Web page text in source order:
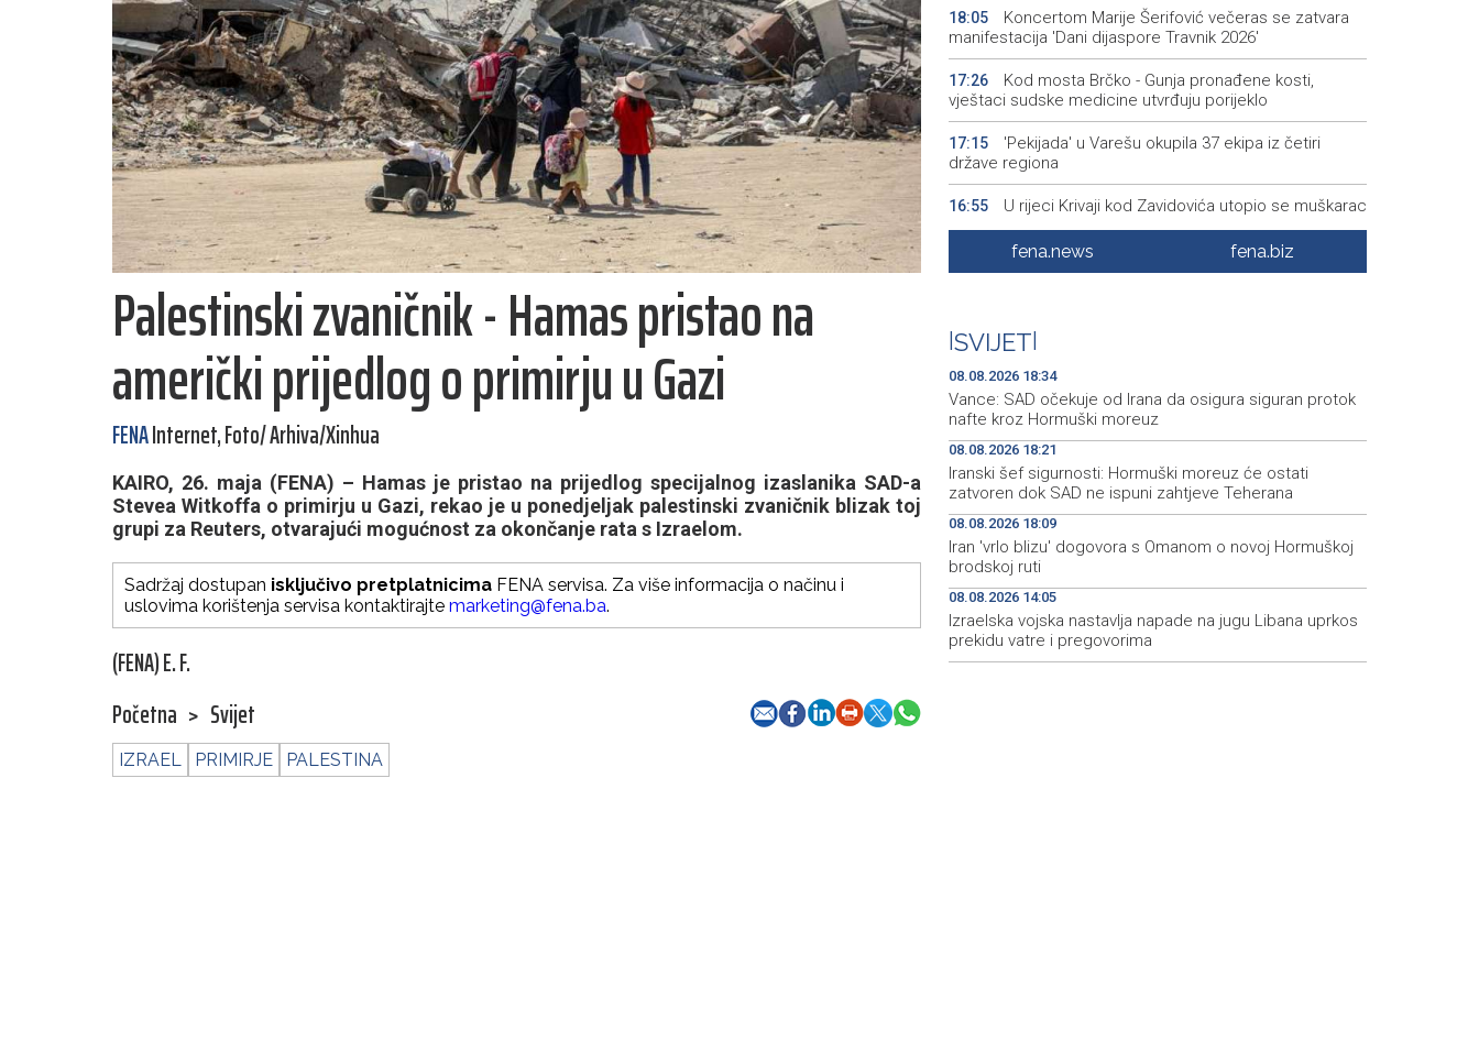
Palestinski zvaničnik - Hamas pristao na
američki prijedlog o primirju u Gazi
FENAInternet, Foto/ Arhiva/Xinhua
KAIRO, 26. maja (FENA) – Hamas je pristao na prijedlog specijalnog izaslanika SAD-a
Stevea Witkoffa o primirju u Gazi, rekao je u ponedjeljak palestinski zvaničnik blizak toj
grupi za Reuters, otvarajući mogućnost za okončanje rata s Izraelom.
Sadržaj dostupan isključivo pretplatnicima FENA servisa. Za više informacija o načinu i
uslovima korištenja servisa kontaktirajte marketing@fena.ba.
(FENA) E. F.
Početna > Svijet
IZRAEL PRIMIRJE PALESTINA
18:05
Koncertom Marije Šerifović večeras se zatvara
manifestacija 'Dani dijaspore Travnik 2026'
17:26
Kod mosta Brčko - Gunja pronađene kosti,
vještaci sudske medicine utvrđuju porijeklo
17:15
'Pekijada' u Varešu okupila 37 ekipa iz četiri
države regiona
16:55 U rijeci Krivaji kod Zavidovića utopio se muškarac
Otvorena džamija u Milatkovićima kod Čajniča
fena.news fena.biz
SVIJET
08.08.2026 18:34
Vance: SAD očekuje od Irana da osigura siguran protok
nafte kroz Hormuški moreuz
08.08.2026 18:21
Iranski šef sigurnosti: Hormuški moreuz će ostati
zatvoren dok SAD ne ispuni zahtjeve Teherana
08.08.2026 18:09
Iran 'vrlo blizu' dogovora s Omanom o novoj Hormuškoj
brodskoj ruti
08.08.2026 14:05
Izraelska vojska nastavlja napade na jugu Libana uprkos
prekidu vatre i pregovorima